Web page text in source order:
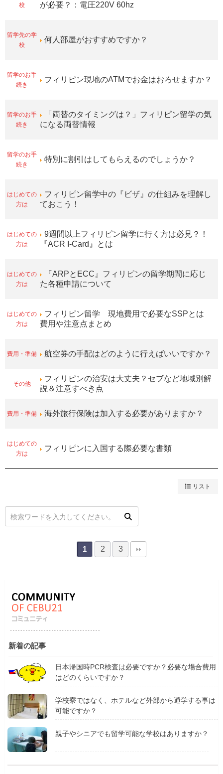
校
が必要？：電圧220V 60hz
留学先の学
校
何人部屋がおすすめですか？
留学のお手
続き
フィリピン現地のATMでお金はおろせますか？
留学のお手
続き
「両替のタイミングは？」フィリピン留学の気
になる両替情報
留学のお手
続き
特別に割引はしてもらえるのでしょうか？
はじめての
方は
フィリピン留学中の『ビザ』の仕組みを理解し
ておこう！
はじめての
方は
9週間以上フィリピン留学に行く方は必見？！
『ACR I-Card』とは
はじめての
方は
『ARPとECC』フィリピンの留学期間に応じ
た各種申請について
はじめての
方は
フィリピン留学 現地費用で必要なSSPとは
費用や注意点まとめ
費用・準備 航空券の手配はどのように行えばいいですか？
その他
フィリピンの治安は大丈夫？セブなど地域別解
説＆注意すべき点
費用・準備 海外旅行保険は加入する必要がありますか？
はじめての
方は
フィリピンに入国する際必要な書類
リスト
1 2 3
新着の記事
日本帰国時PCR検査は必要ですか？必要な場合費用
はどのくらいですか？
学校寮ではなく、ホテルなど外部から通学する事は
可能ですか？
親子やシニアでも留学可能な学校はありますか？